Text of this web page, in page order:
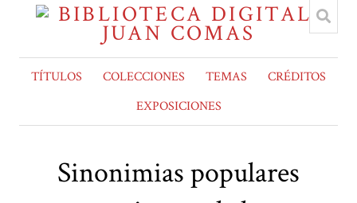
TÍTULOS COLECCIONES TEMAS
CRÉDITOS
EXPOSICIONES
Sinonimias populares